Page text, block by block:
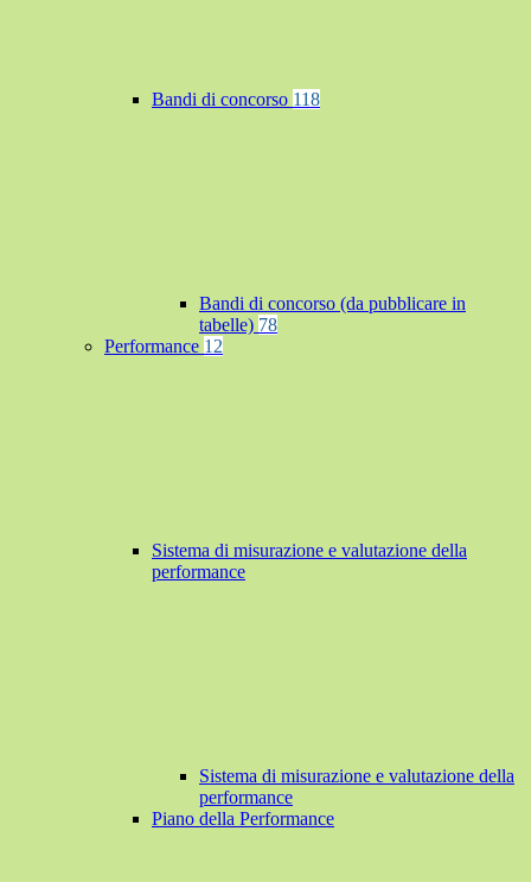
Bandi di concorso 118
Bandi di concorso (da pubblicare in
tabelle) 78
Performance 12
Sistema di misurazione e valutazione della
performance
Sistema di misurazione e valutazione della
performance
Piano della Performance